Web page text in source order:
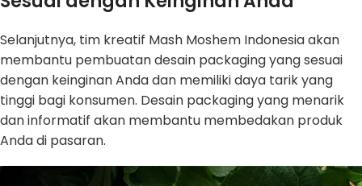
Selanjutnya, tim kreatif Mash Moshem Indonesia akan
membantu pembuatan desain packaging yang sesuai
dengan keinginan Anda dan memiliki daya tarik yang
tinggi bagi konsumen. Desain packaging yang menarik
dan informatif akan membantu membedakan produk
Anda di pasaran.